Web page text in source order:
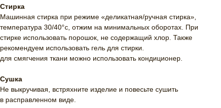
Стирка
Машинная стирка при режиме «деликатная/ручная стирка»,
температура 30/40°c, отжим на минимальных оборотах. При
стирке использовать порошок, не содержащий хлор. Также
рекомендуем использовать гель для стирки.
для смягчения ткани можно использовать кондиционер.
Сушка
Не выкручивая, встряхните изделие и повесьте сушить
в расправленном виде.